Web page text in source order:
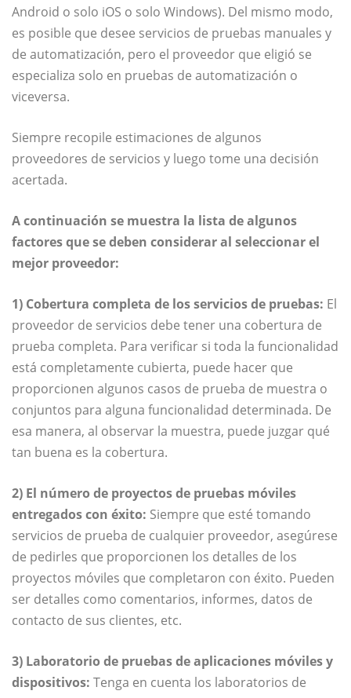
Android o solo iOS o solo Windows). Del mismo modo,
es posible que desee servicios de pruebas manuales y
de automatización, pero el proveedor que eligió se
especializa solo en pruebas de automatización o
viceversa.
Siempre recopile estimaciones de algunos
proveedores de servicios y luego tome una decisión
acertada.
A continuación se muestra la lista de algunos
factores que se deben considerar al seleccionar el
mejor proveedor:
1) Cobertura completa de los servicios de pruebas: El
proveedor de servicios debe tener una cobertura de
prueba completa. Para verificar si toda la funcionalidad
está completamente cubierta, puede hacer que
proporcionen algunos casos de prueba de muestra o
conjuntos para alguna funcionalidad determinada. De
esa manera, al observar la muestra, puede juzgar qué
tan buena es la cobertura.
2) El número de proyectos de pruebas móviles
entregados con éxito: Siempre que esté tomando
servicios de prueba de cualquier proveedor, asegúrese
de pedirles que proporcionen los detalles de los
proyectos móviles que completaron con éxito. Pueden
ser detalles como comentarios, informes, datos de
contacto de sus clientes, etc.
3) Laboratorio de pruebas de aplicaciones móviles y
dispositivos: Tenga en cuenta los laboratorios de